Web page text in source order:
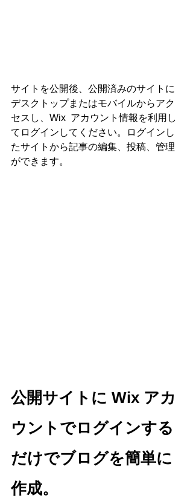
サイトを公開後、公開済みのサイトに
デスクトップまたはモバイルからアク
セスし、Wix  アカウント情報を利用し
てログインしてください。ログインし
たサイトから記事の編集、投稿、管理
ができます。
公開サイトに Wix アカ
ウントでログインする
だけでブログを簡単に
作成。